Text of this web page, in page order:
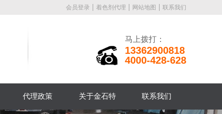
会员登录 着色剂代理 网站地图 联系我们
马上拨打：
13362900818
4000-428-628
代理政策 关于金石特 联系我们